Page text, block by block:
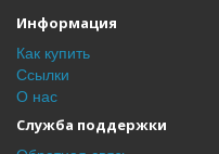
Информация
Как купить
Ссылки
О нас
Служба поддержки